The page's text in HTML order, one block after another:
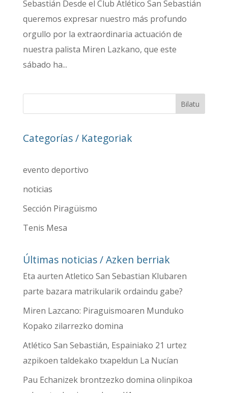
Sebastián Desde el Club Atlético San Sebastián
queremos expresar nuestro más profundo
orgullo por la extraordinaria actuación de
nuestra palista Miren Lazkano, que este
sábado ha...
Bilatu
Categorías / Kategoriak
evento deportivo
noticias
Sección Piragüismo
Tenis Mesa
Últimas noticias / Azken berriak
Eta aurten Atletico San Sebastian Klubaren
parte bazara matrikularik ordaindu gabe?
Miren Lazcano: Piraguismoaren Munduko
Kopako zilarrezko domina
Atlético San Sebastián, Espainiako 21 urtez
azpikoen taldekako txapeldun La Nucían
Pau Echanizek brontzezko domina olinpikoa